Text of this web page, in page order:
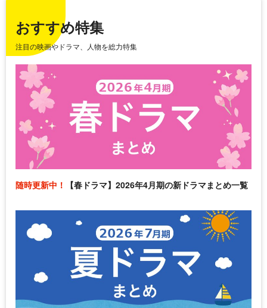
おすすめ特集
注目の映画やドラマ、人物を総力特集
随時更新中！ 【春ドラマ】2026年4月期の新ドラマまとめ一覧